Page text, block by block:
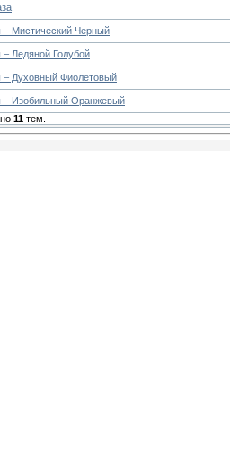
Мистический Черный
Ледяной Голубой
– Духовный Фиолетовый
– Изобильный Оранжевый
11 тем.